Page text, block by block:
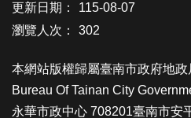
更新日期：
115-08-07
瀏覽人次：
302
本網站版權歸屬臺南市政府地
Bureau Of Tainan City
永華市政中心 708201臺南市安